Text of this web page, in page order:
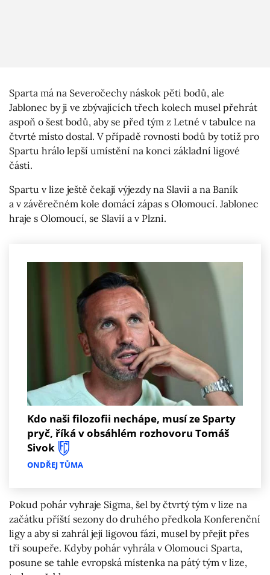
Sparta má na Severočechy náskok pěti bodů, ale
Jablonec by ji ve zbývajících třech kolech musel přehrát
aspoň o šest bodů, aby se před tým z Letné v tabulce na
čtvrté místo dostal. V případě rovnosti bodů by totiž pro
Spartu hrálo lepší umístění na konci základní ligové
části.
Spartu v lize ještě čekají výjezdy na Slavii a na Baník
a v závěrečném kole domácí zápas s Olomoucí. Jablonec
hraje s Olomoucí, se Slavií a v Plzni.
Kdo naši filozofii nechápe, musí ze Sparty
pryč, říká v obsáhlém rozhovoru Tomáš
Sivok
ONDŘEJ TŮMA
Pokud pohár vyhraje Sigma, šel by čtvrtý tým v lize na
začátku příští sezony do druhého předkola Konferenční
ligy a aby si zahrál její ligovou fázi, musel by přejít přes
tři soupeře. Kdyby pohár vyhrála v Olomouci Sparta,
posune se tahle evropská místenka na pátý tým v lize,